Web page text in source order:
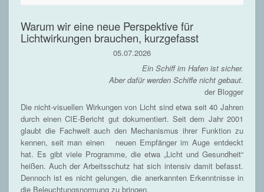
Warum wir eine neue Perspektive für
Lichtwirkungen brauchen, kurzgefasst
05.07.2026
Ein Schiff im Hafen ist sicher.
Aber dafür werden Schiffe nicht gebaut.
der Blogger
Die nicht-visuellen Wirkungen von Licht sind etwa seit 40 Jahren
durch einen CIE-Bericht gut dokumentiert. Seit dem Jahr 2001
glaubt die Fachwelt auch den Mechanismus ihrer Funktion zu
kennen, seit man einen neuen Empfänger im Auge entdeckt
hat. Es gibt viele Programme, die etwa „Licht und Gesundheit“
heißen. Auch der Arbeitsschutz hat sich intensiv damit befasst.
Dennoch ist es nicht gelungen, die anerkannten Erkenntnisse in
die Beleuchtungsnormung zu bringen.